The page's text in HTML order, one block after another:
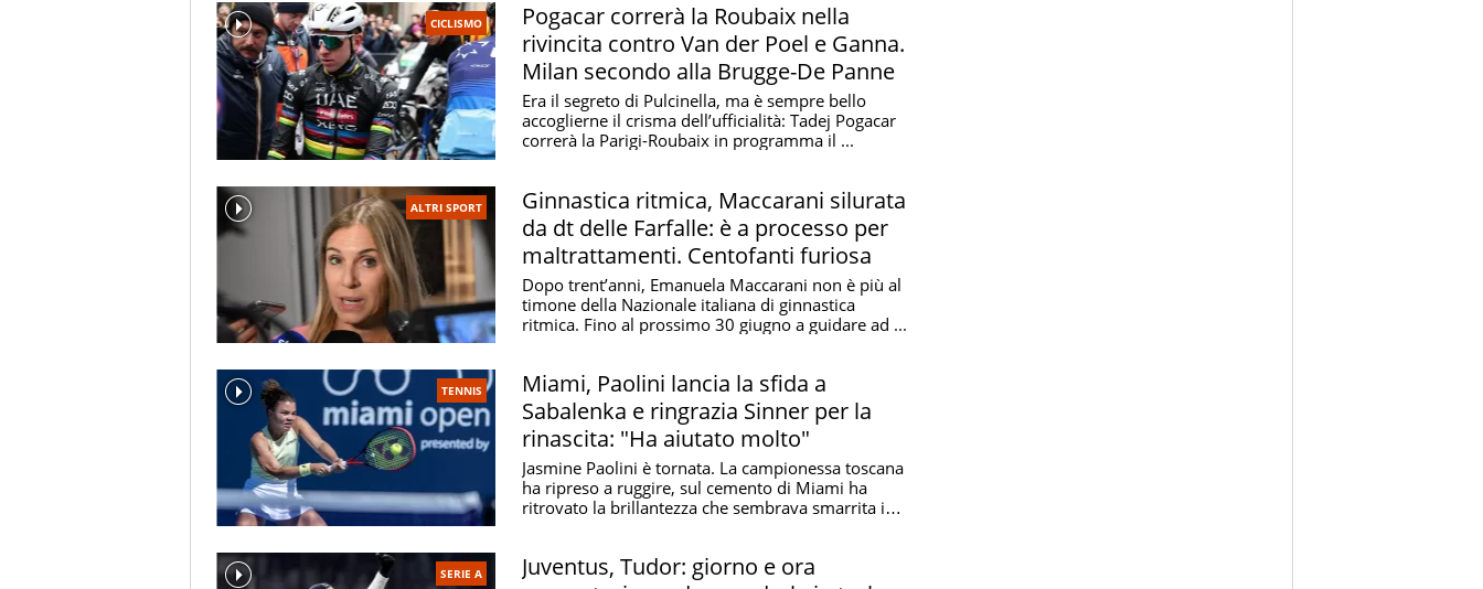
CICLISMO
Pogacar correrà la Roubaix nella
rivincita contro Van der Poel e Ganna.
Milan secondo alla Brugge-De Panne
Era il segreto di Pulcinella, ma è sempre bello
accoglierne il crisma dell’ufficialità: Tadej Pogacar
correrà la Parigi-Roubaix in programma il ...
ALTRI SPORT
Ginnastica ritmica, Maccarani silurata
da dt delle Farfalle: è a processo per
maltrattamenti. Centofanti furiosa
Dopo trent’anni, Emanuela Maccarani non è più al
timone della Nazionale italiana di ginnastica
ritmica. Fino al prossimo 30 giugno a guidare ad ...
TENNIS
Miami, Paolini lancia la sfida a
Sabalenka e ringrazia Sinner per la
rinascita: "Ha aiutato molto"
Jasmine Paolini è tornata. La campionessa toscana
ha ripreso a ruggire, sul cemento di Miami ha
ritrovato la brillantezza che sembrava smarrita in
SERIE A
Juventus, Tudor: giorno e ora